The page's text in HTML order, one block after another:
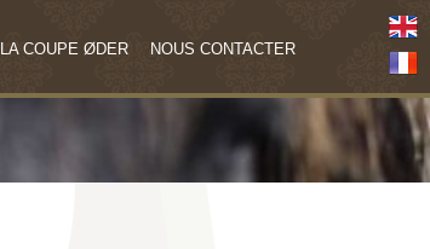
LA COUPE ØDER NOUS CONTACTER